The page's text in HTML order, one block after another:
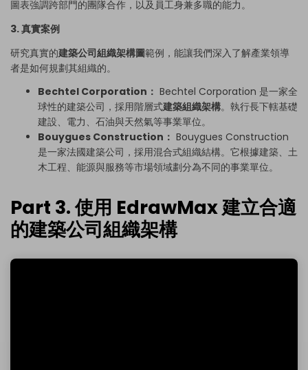
圖表強調跨部門的團隊合作，以及員工身兼多職的能力。
3. 真實案例
研究真實的建築公司組織架構圖範例，能讓我們深入了解產業領導
者是如何規劃其組織的。
Bechtel Corporation： Bechtel Corporation 是一家全
球性的建築公司，採用階層式建築組織架構。執行長下轄基礎
建設、電力、石油與天然氣等事業單位。
Bouygues Construction： Bouygues Construction
是一家法國建築公司，採用混合式組織結構。它根據建築、土
木工程、能源與服務等市場領域劃分為不同的事業單位。
Part 3. 使用 EdrawMax 建立合適
的建築公司組織架構